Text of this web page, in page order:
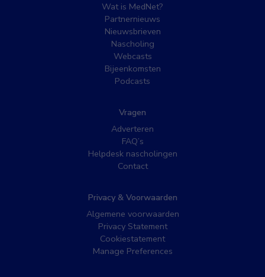
Wat is MedNet?
Partnernieuws
Nieuwsbrieven
Nascholing
Webcasts
Bijeenkomsten
Podcasts
Vragen
Adverteren
FAQ’s
Helpdesk nascholingen
Contact
Privacy & Voorwaarden
Algemene voorwaarden
Privacy Statement
Cookiestatement
Manage Preferences